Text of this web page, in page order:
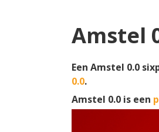
Amstel
Een Amstel 0.0
0.0.
Amstel 0.0 is een